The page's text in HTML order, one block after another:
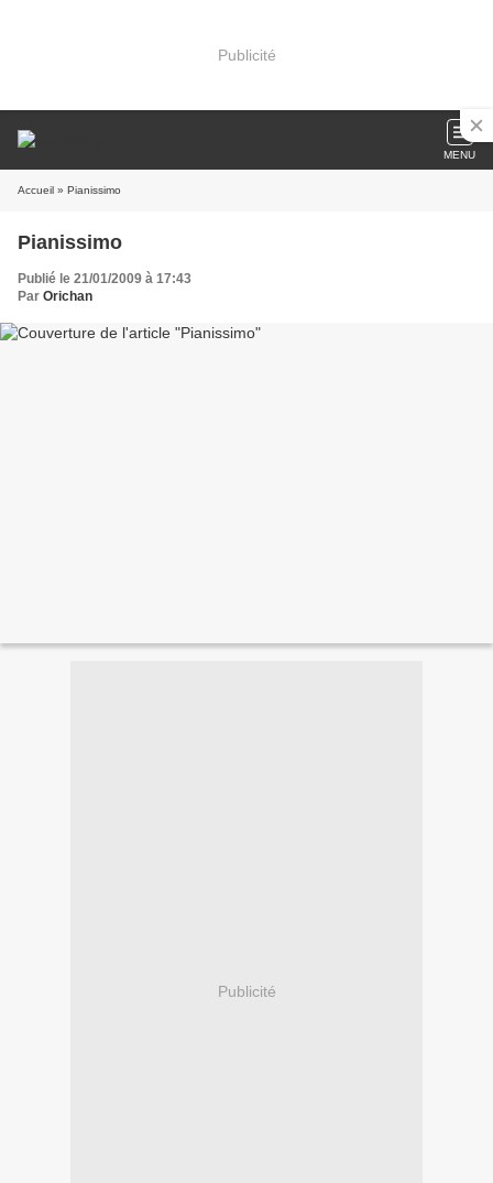
Publicité
MENU
Accueil » Pianissimo
Pianissimo
Publié le 21/01/2009 à 17:43
Par Orichan
Publicité